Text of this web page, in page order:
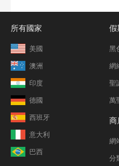
所有國家
美國
澳洲
印度
德國
西班牙
意大利
巴西
假
黑
網
聖
萬
商
網
分